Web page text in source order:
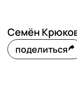
Семён
поделиться